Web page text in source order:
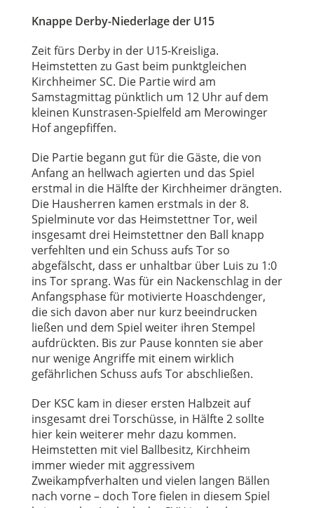
Knappe Derby-Niederlage der U15
Zeit fürs Derby in der U15-Kreisliga.
Heimstetten zu Gast beim punktgleichen
Kirchheimer SC. Die Partie wird am
Samstagmittag pünktlich um 12 Uhr auf dem
kleinen Kunstrasen-Spielfeld am Merowinger
Hof angepfiffen.
Die Partie begann gut für die Gäste, die von
Anfang an hellwach agierten und das Spiel
erstmal in die Hälfte der Kirchheimer drängten.
Die Hausherren kamen erstmals in der 8.
Spielminute vor das Heimstettner Tor, weil
insgesamt drei Heimstettner den Ball knapp
verfehlten und ein Schuss aufs Tor so
abgefälscht, dass er unhaltbar über Luis zu 1:0
ins Tor sprang. Was für ein Nackenschlag in der
Anfangsphase für motivierte Hoaschdenger,
die sich davon aber nur kurz beeindrucken
ließen und dem Spiel weiter ihren Stempel
aufdrückten. Bis zur Pause konnten sie aber
nur wenige Angriffe mit einem wirklich
gefährlichen Schuss aufs Tor abschließen.
Der KSC kam in dieser ersten Halbzeit auf
insgesamt drei Torschüsse, in Hälfte 2 sollte
hier kein weiterer mehr dazu kommen.
Heimstetten mit viel Ballbesitz, Kirchheim
immer wieder mit aggressivem
Zweikampfverhalten und vielen langen Bällen
nach vorne – doch Tore fielen in diesem Spiel